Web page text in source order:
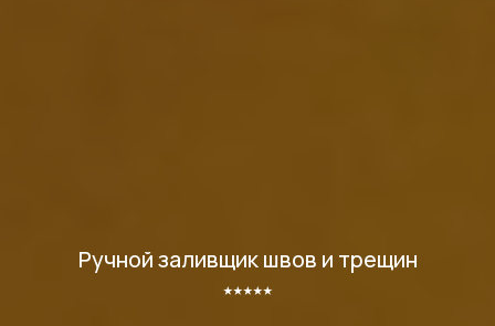
Ручной заливщик швов и трещин
⭑⭑⭑⭑⭑